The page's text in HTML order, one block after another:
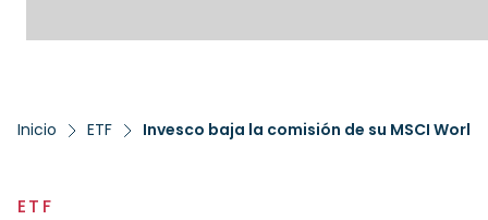
Inicio ETF Invesco baja la comisión de su MSCI World
ETF